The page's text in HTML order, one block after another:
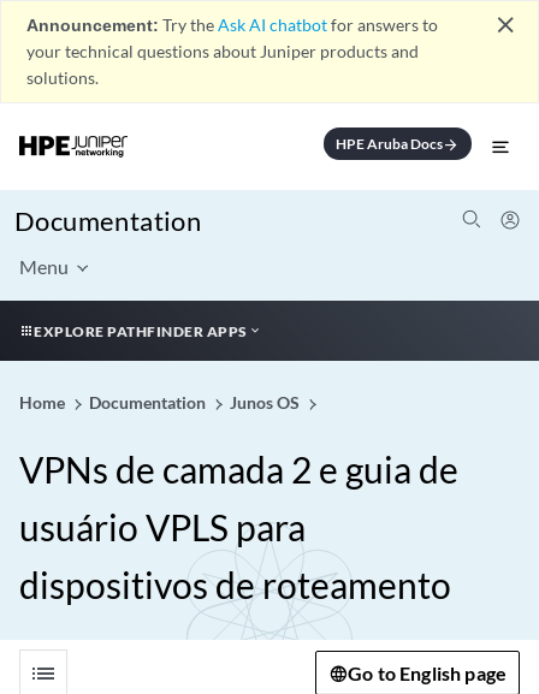
Announcement: Try theAsk AI chatbotfor answers to
your technical questions about Juniper products and
solutions.
close
HPE Aruba Docsarrow_forward
Documentation
Menu
EXPLORE PATHFINDER APPS
Home Documentation Junos OS
VPNs de camada 2 e guia de
usuário VPLS para
dispositivos de roteamento
list Go to English page